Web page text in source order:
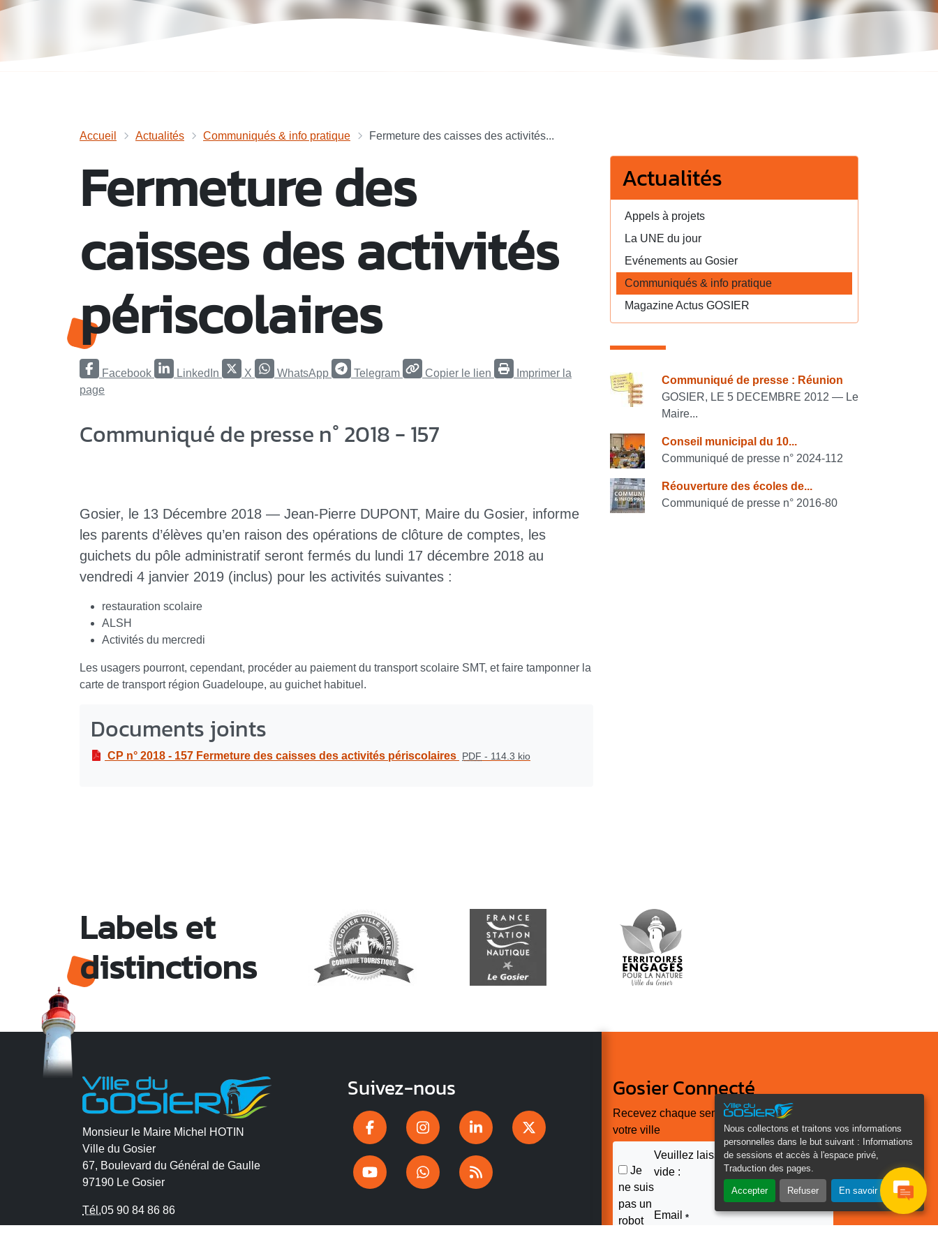
Nous collectons et traitons vos informations
personnelles dans le but suivant :
Informations
de sessions et accès à l'espace privé,
Traduction des pages
Accepter Refuser En savoir plus
Accueil Actualités Communiqués & info pratique Fermeture des caisses des activités...
Fermeture des
caisses des activités
périscolaires
Facebook LinkedIn X WhatsApp Telegram Copier le lien
Imprimer la
page
Communiqué de presse n° 2018 - 157
Gosier, le 13 Décembre 2018 — Jean-Pierre DUPONT, Maire du Gosier, informe
les parents d’élèves qu’en raison des opérations de clôture de comptes, les
guichets du pôle administratif seront fermés du lundi 17 décembre 2018 au
vendredi 4 janvier 2019 (inclus) pour les activités suivantes :
restauration scolaire
ALSH
Activités du mercredi
Les usagers pourront, cependant, procéder au paiement du transport scolaire SMT, et faire tamponner la
carte de transport région Guadeloupe, au guichet habituel.
Documents joints
CP n° 2018 - 157 Fermeture des caisses des activités périscolaires PDF - 114.3 kio
Actualités
Appels à projets
La UNE du jour
Evénements au Gosier
Communiqués & info pratique
Magazine Actus GOSIER
Consulter également
Communiqué de presse : Réunion
GOSIER, LE 5 DECEMBRE 2012 — Le
Maire...
Conseil municipal du 10...
Communiqué de presse n° 2024-112
Réouverture des écoles de...
Communiqué de presse n° 2016-80
Labels et
distinctions
Monsieur le Maire Michel HOTIN
Ville du Gosier
67, Boulevard du Général de Gaulle
97190 Le Gosier
Tél.05 90 84 86 86
Suivez-nous Gosier Connecté
Recevez chaque semaine l'actualité de
votre ville
Je
ne suis
pas un
robot
Veuillez laisser ce champ
vide :
Email *